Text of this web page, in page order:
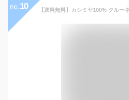
no. 10